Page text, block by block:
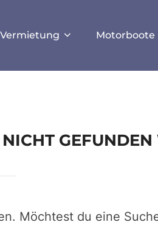
Vermietung Motorboote
Möchtest du eine